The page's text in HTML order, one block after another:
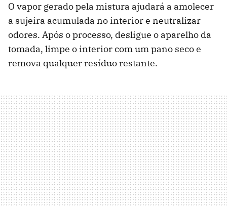
O vapor gerado pela mistura ajudará a amolecer
a sujeira acumulada no interior e neutralizar
odores. Após o processo, desligue o aparelho da
tomada, limpe o interior com um pano seco e
remova qualquer resíduo restante.